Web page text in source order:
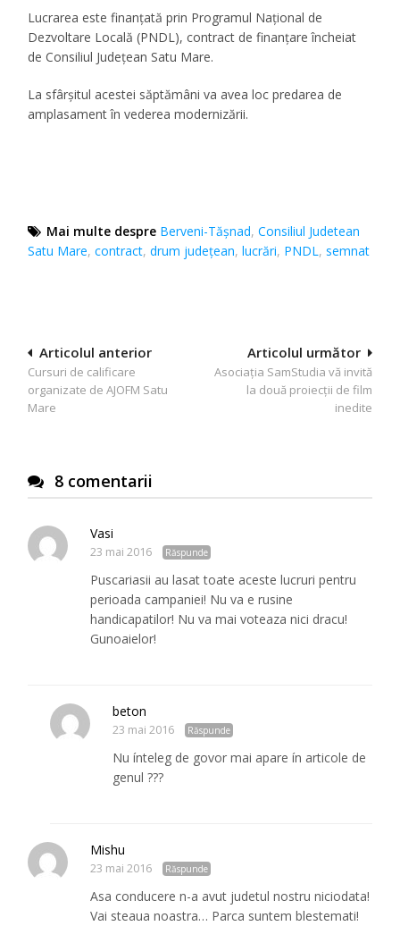
Lucrarea este finanțată prin Programul Național de
Dezvoltare Locală (PNDL), contract de finanțare încheiat
de Consiliul Județean Satu Mare.
La sfârșitul acestei săptămâni va avea loc predarea de
amplasament în vederea modernizării.
Mai multe despre Berveni-Tășnad,Consiliul Judetean
Satu Mare,contract,drum județean,lucrări, PNDL,semnat
Navigare
în
articole
Articolul următor
Asociația SamStudia vă invită
la două proiecții de film
inedite
Articolul anterior
Cursuri de calificare
organizate de AJOFM Satu
Mare
8 comentarii
Vasi
23 mai 2016 Răspunde
Puscariasii au lasat toate aceste lucruri pentru
perioada campaniei! Nu va e rusine
handicapatilor! Nu va mai voteaza nici dracu!
Gunoaielor!
beton
23 mai 2016 Răspunde
Nu ínteleg de govor mai apare ín articole de
genul ???
Mishu
23 mai 2016 Răspunde
Asa conducere n-a avut judetul nostru niciodata!
Vai steaua noastra… Parca suntem blestemati!